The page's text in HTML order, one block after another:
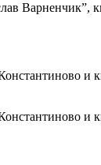
Варненчик”,